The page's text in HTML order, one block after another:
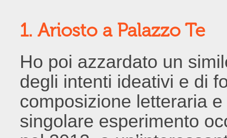
1. Ariosto a Palazzo Te
Ho poi azzardato un
degli intenti ideativi e di
composizione letteraria
singolare esperimento